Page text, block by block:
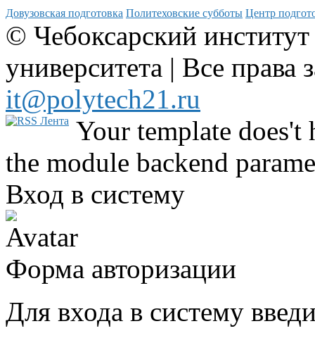
Довузовская подготовка Политеховские субботы Центр
© Чебоксарский
университета | Все
it@polytech21.ru
Your template
the module backend
Вход в систему
Форма авторизации
Для входа в систему